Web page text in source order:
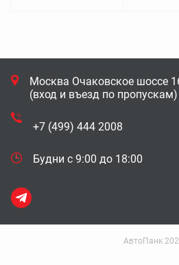
Москва Очаковское шоссе
(вход и въезд по пропускам)
+7 (499) 444 2008
Будни с 9:00 до 18:00
АвтоПанк